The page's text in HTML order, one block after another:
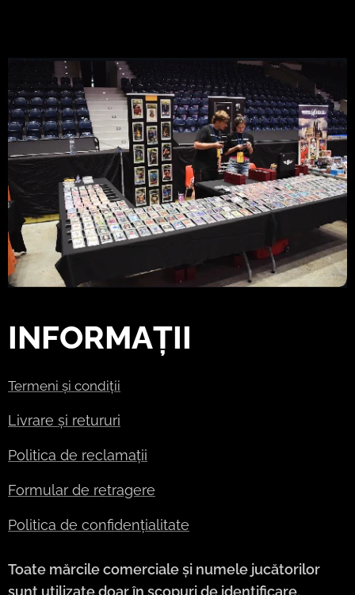
INFORMAȚII
Termeni și condiții
Livrare și retururi
Politica de reclamații
Formular de retragere
Politica de confidențialitate
Toate mărcile comerciale și numele jucătorilor
sunt utilizate doar în scopuri de identificare.